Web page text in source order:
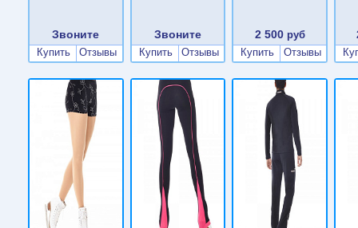
Звоните
Купить Отзывы
Звоните
Купить Отзывы
2 500руб
Купить
Отзывы